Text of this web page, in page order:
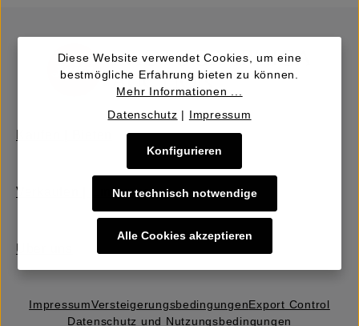
Verkaufen | Einbringen
Über uns
ImpressumVersteigerungs­bedingungenExport Control
Datenschutz und Nutzungsbedingungen
Diese Website verwendet Cookies, um eine
bestmögliche Erfahrung bieten zu können.
Mehr Informationen ...
Datenschutz | Impressum
Nur technisch notwendige
Konfigurieren
Alle Cookies akzeptieren